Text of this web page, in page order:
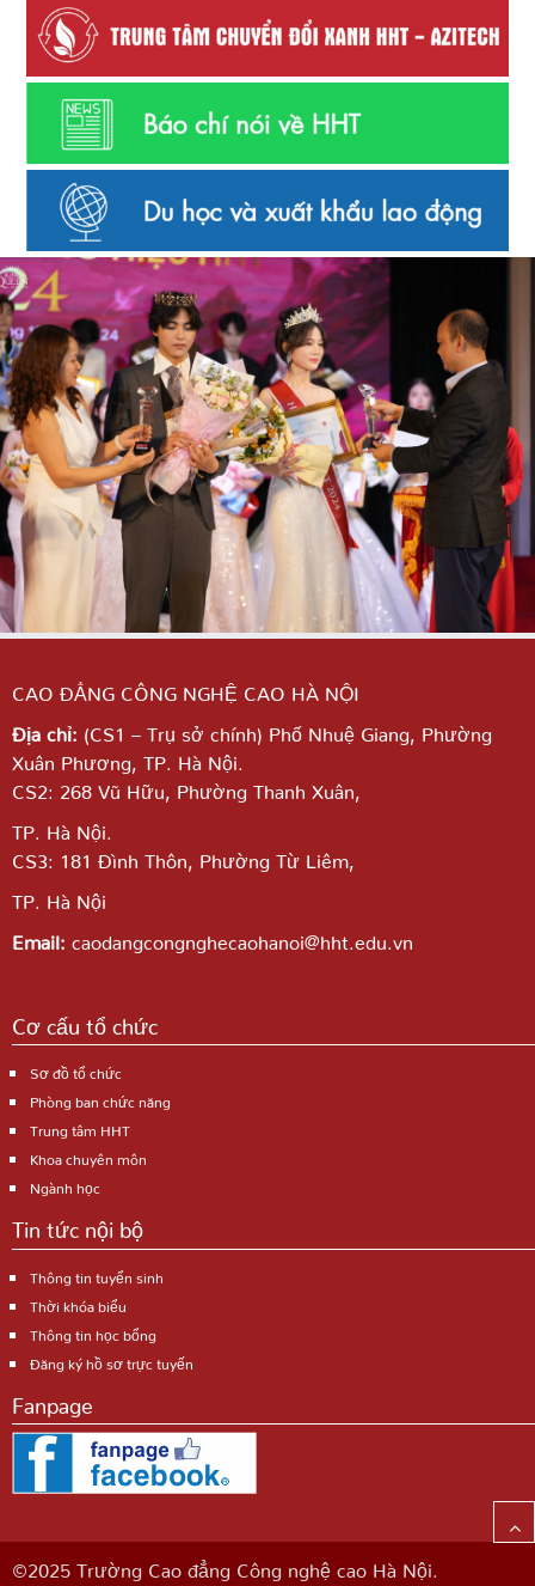
CAO ĐẲNG CÔNG NGHỆ CAO HÀ NỘI
Địa chỉ: (CS1 – Trụ sở chính) Phố Nhuệ Giang, Phường
Xuân Phương, TP. Hà Nội.
CS2: 268 Vũ Hữu, Phường Thanh Xuân,
TP. Hà Nội.
CS3: 181 Đình Thôn, Phường Từ Liêm,
TP. Hà Nội
Email: caodangcongnghecaohanoi@hht.edu.vn
Cơ cấu tổ chức
Sơ đồ tổ chức
Phòng ban chức năng
Trung tâm HHT
Khoa chuyên môn
Ngành học
Tin tức nội bộ
Thông tin tuyển sinh
Thời khóa biểu
Thông tin học bổng
Đăng ký hồ sơ trực tuyến
Fanpage
©2025 Trường Cao đẳng Công nghệ cao Hà Nội.